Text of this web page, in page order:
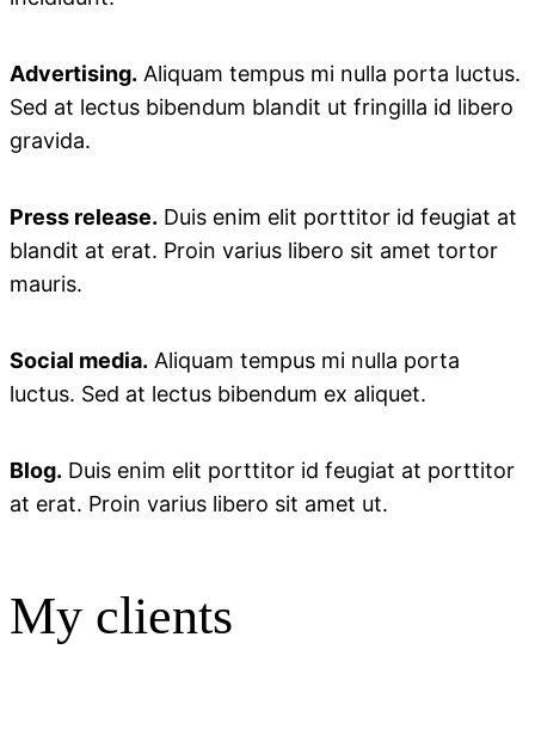
Advertising. Aliquam tempus mi nulla porta luctus.
Sed at lectus bibendum blandit ut fringilla id libero
gravida.
Press release. Duis enim elit porttitor id feugiat at
blandit at erat. Proin varius libero sit amet tortor
mauris.
Social media. Aliquam tempus mi nulla porta
luctus. Sed at lectus bibendum ex aliquet.
Blog. Duis enim elit porttitor id feugiat at porttitor
at erat. Proin varius libero sit amet ut.
My clients